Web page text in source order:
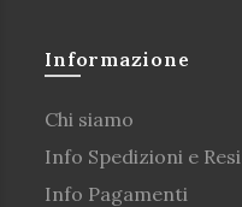
Informazione
Chi siamo
Info Spedizioni e Resi
Info Pagamenti